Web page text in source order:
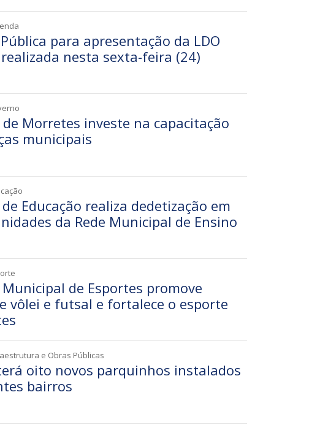
para apresentação da LDO
nesta sexta-feira (24)
Morretes investe na capacitação
municipais
Educação realiza dedetização em
da Rede Municipal de Ensino
de Esportes promove
vôlei e futsal e fortalece o esporte
e Obras Públicas
oito novos parquinhos instalados
bairros